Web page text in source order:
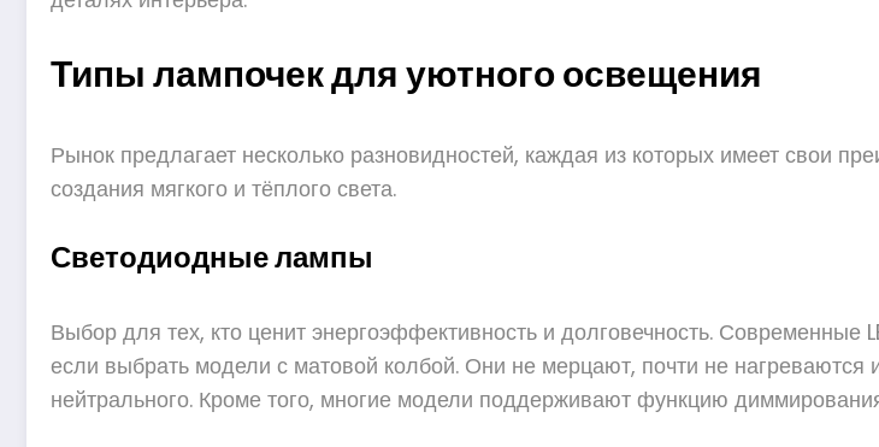
Типы лампочек для уютного освещения
Рынок предлагает несколько разновидностей, каждая из которых имеет свои
создания мягкого и тёплого света.
Светодиодные лампы
Выбор для тех, кто ценит энергоэффективность и долговечность. Современные
если выбрать модели с матовой колбой. Они не мерцают, почти не
нейтрального. Кроме того, многие модели поддерживают функцию